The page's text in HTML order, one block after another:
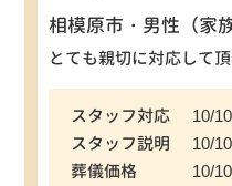
相模原市・男性（家
とても親切に対応して
スタッフ対応
10/
スタッフ説明
10/
葬儀価格
10/